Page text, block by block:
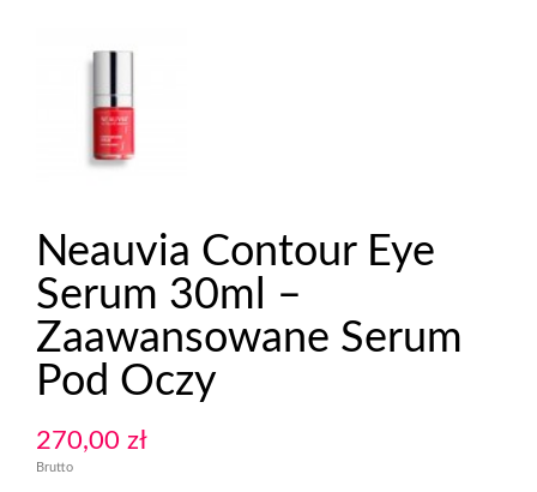
Neauvia Contour Eye
Serum 30ml –
Zaawansowane Serum
Pod Oczy
270,00 zł
Brutto